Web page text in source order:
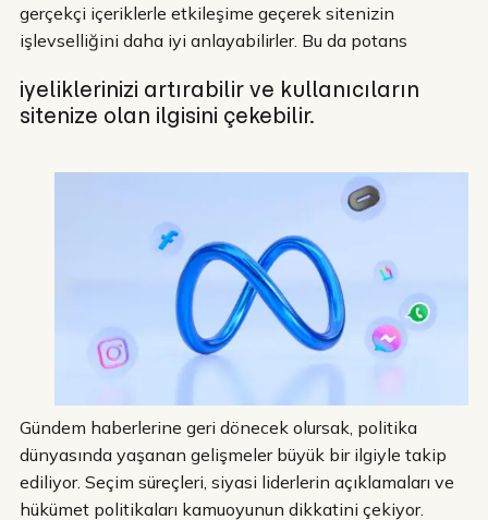
gerçekçi içeriklerle etkileşime geçerek sitenizin
işlevselliğini daha iyi anlayabilirler. Bu da potans
iyeliklerinizi artırabilir ve kullanıcıların
sitenize olan ilgisini çekebilir.
Gündem haberlerine geri dönecek olursak, politika
dünyasında yaşanan gelişmeler büyük bir ilgiyle takip
ediliyor. Seçim süreçleri, siyasi liderlerin açıklamaları ve
hükümet politikaları kamuoyunun dikkatini çekiyor.